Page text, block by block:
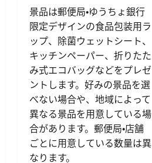
景品は郵便局・ゆうちょ銀行
限定デザインの食品包装用ラ
ップ、除菌ウェットシート、
キッチンペーパー、折りたた
み式エコバッグなどをプレゼ
ントします。好みの景品を選
べない場合や、地域によって
異なる景品を用意している場
合があります。郵便局・店舗
ごとに用意している数量は異
なります。